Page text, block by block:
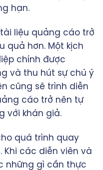
hạn.
liệu quảng cáo trở
quả hơn. Một kịch
chính được
và thu hút sự chú ý
cũng sẽ trình diễn
cáo trở nên tự
với khán giả.
quá trình quay
Khi các diễn viên và
những gì cần thực